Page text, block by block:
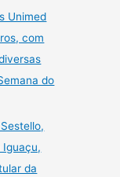
Unimed
com
do
Iguaçu,
da